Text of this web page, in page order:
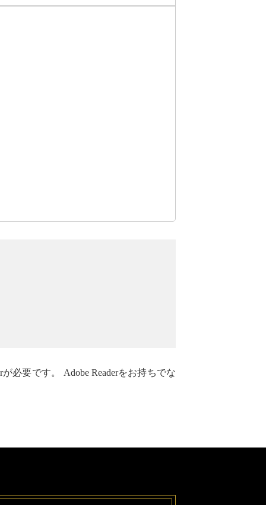
必要です。 Adobe Readerをお持ちでな